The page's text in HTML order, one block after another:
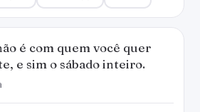
é com quem você quer
e sim o sábado inteiro.